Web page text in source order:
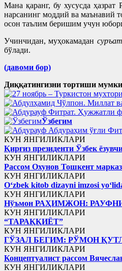
Мана қаранг, бу хусусда
нарсанинг моддий ва маънавий
осон таълим беришим учун
Учинчидан, муҳокамадан
бўлади.
(давоми бор)
Диққатингизни тортиши
Ўзбегим
КУН ЯНГИЛИКЛАРИ
Қирғиз президенти Ўзбек
КУН ЯНГИЛИКЛАРИ
Рассом Охунов Тошкент
КУН ЯНГИЛИКЛАРИ
Oʻzbek kitob dizayni imzosi
КУН ЯНГИЛИКЛАРИ
Нўъмон РАҲИМЖОН:
КУН ЯНГИЛИКЛАРИ
“ТАРАҚҚИЁТ”
КУН ЯНГИЛИКЛАРИ
ГЎЗАЛ БЕГИМ: РЎМОН
КУН ЯНГИЛИКЛАРИ
Концептуалист рассом
КУН ЯНГИЛИКЛАРИ